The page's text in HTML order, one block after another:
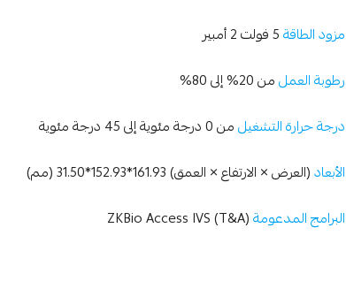
مزود الطاقة
رطوبة العملمن 20% إلى 80%
درجة حرارة التشغيلمن 0 درجة مئوية إلى 45 درجة مئوية
الأبعاد(العرض × الارتفاع × العمق) 161.93*152.93*31.50 (مم)
البرامج المدعومة